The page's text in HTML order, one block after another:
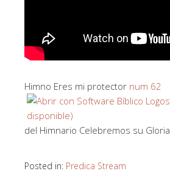
Himno Eres mi protector num 62
del Himnario Celebremos su Gloria
Posted in: Predica Stream